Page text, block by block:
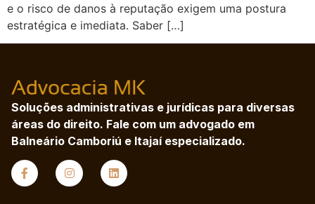
e o risco de danos à reputação exigem uma postura
estratégica e imediata. Saber […]
Soluções administrativas e jurídicas para diversas
áreas do direito. Fale com um advogado em
Balneário Camboriú e Itajaí especializado.